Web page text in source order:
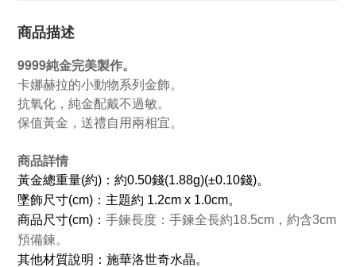
商品描述
9999純金完美製作。
卡娜赫拉的小動物系列金飾。
抗氧化，純金配戴不過敏。
保值黃金，送禮自用兩相宜。
商品詳情
黃金總重量(約)：約0.50錢(1.88g)(±0.10錢)。
墜飾尺寸(cm)：主題約 1.2cm x 1.0cm。
商品尺寸(cm)： 手鍊長度：手鍊全長約18.5cm，約含3cm
預備鍊。
其他材質說明 ：施華洛世奇水晶。